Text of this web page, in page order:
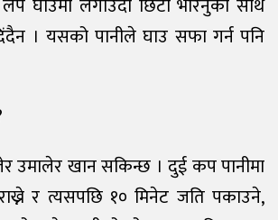
घाउमा लगाउँदा छिटो भरिनुका साथै
। यसको पानीले घाउ सफा गर्न पनि
उमालेर खान सकिन्छ । दुई कप पानीमा
र त्यसपछि १० मिनेट जति पकाउने,